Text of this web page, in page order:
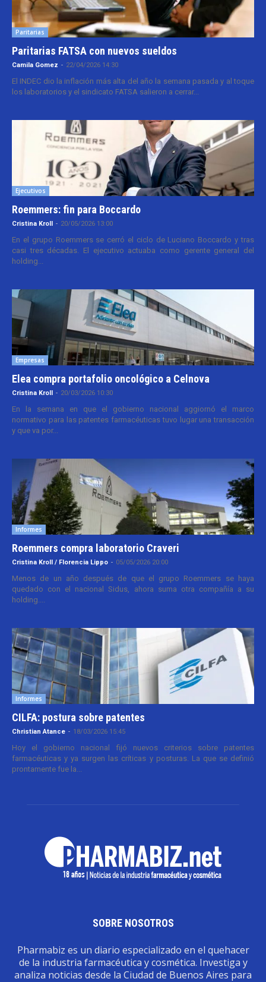
Paritarias
Paritarias FATSA con nuevos sueldos
Camila Gomez - 22/04/2026 14:30
El INDEC dio la inflación más alta del año la semana pasada y al toque
los laboratorios y el sindicato FATSA salieron a cerrar...
Ejecutivos
Roemmers: fin para Boccardo
Cristina Kroll - 20/05/2026 13:00
En el grupo Roemmers se cerró el ciclo de Luciano Boccardo y tras
casi tres décadas. El ejecutivo actuaba como gerente general del
holding...
Empresas
Elea compra portafolio oncológico a Celnova
Cristina Kroll - 20/03/2026 10:30
En la semana en que el gobierno nacional aggiornó el marco
normativo para las patentes farmacéuticas tuvo lugar una transacción
y que va por...
Informes
Roemmers compra laboratorio Craveri
Cristina Kroll / Florencia Lippo - 05/05/2026 20:00
Menos de un año después de que el grupo Roemmers se haya
quedado con el nacional Sidus, ahora suma otra compañía a su
holding....
Informes
CILFA: postura sobre patentes
Christian Atance - 18/03/2026 15:45
Hoy el gobierno nacional fijó nuevos criterios sobre patentes
farmacéuticas y ya surgen las críticas y posturas. La que se definió
prontamente fue la...
SOBRE NOSOTROS
Pharmabiz es un diario especializado en el quehacer
de la industria farmacéutica y cosmética. Investiga y
analiza noticias desde la Ciudad de Buenos Aires para